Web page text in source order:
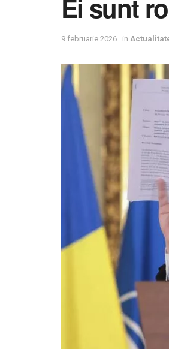
Ei sunt
9 februarie 2026 in